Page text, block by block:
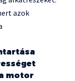
azok
motor